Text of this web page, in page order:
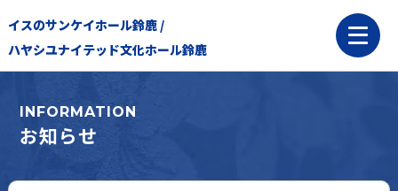
イスのサンケイホール鈴鹿 /
ハヤシユナイテッド文化ホール鈴鹿
INFORMATION
お知らせ